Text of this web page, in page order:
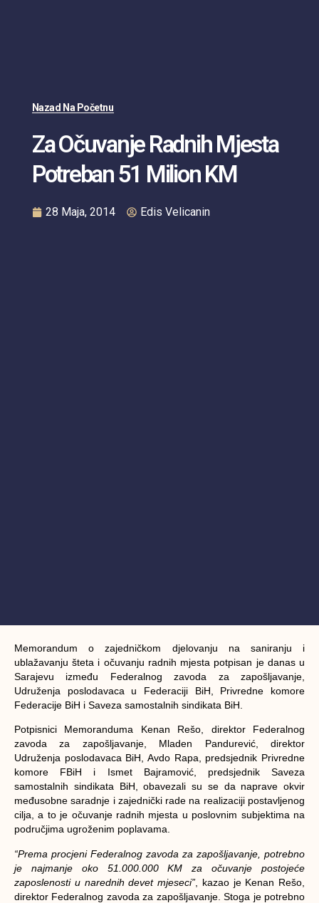
Nazad Na Početnu
Za Očuvanje Radnih Mjesta
Potreban 51 Milion KM
28 Maja, 2014 Edis Velicanin
Memorandum o zajedničkom djelovanju na saniranju i
ublažavanju šteta i očuvanju radnih mjesta potpisan je danas u
Sarajevu između Federalnog zavoda za zapošljavanje,
Udruženja poslodavaca u Federaciji BiH, Privredne komore
Federacije BiH i Saveza samostalnih sindikata BiH.
Potpisnici Memoranduma Kenan Rešo, direktor Federalnog
zavoda za zapošljavanje, Mladen Pandurević, direktor
Udruženja poslodavaca BiH, Avdo Rapa, predsjednik Privredne
komore FBiH i Ismet Bajramović, predsjednik Saveza
samostalnih sindikata BiH, obavezali su se da naprave okvir
međusobne saradnje i zajednički rade na realizaciji postavljenog
cilja, a to je očuvanje radnih mjesta u poslovnim subjektima na
područjima ugroženim poplavama.
“Prema procjeni Federalnog zavoda za zapošljavanje, potrebno
je najmanje oko 51.000.000 KM za očuvanje postojeće
zaposlenosti u narednih devet mjeseci” , kazao je Kenan Rešo,
direktor Federalnog zavoda za zapošljavanje. Stoga je potrebno